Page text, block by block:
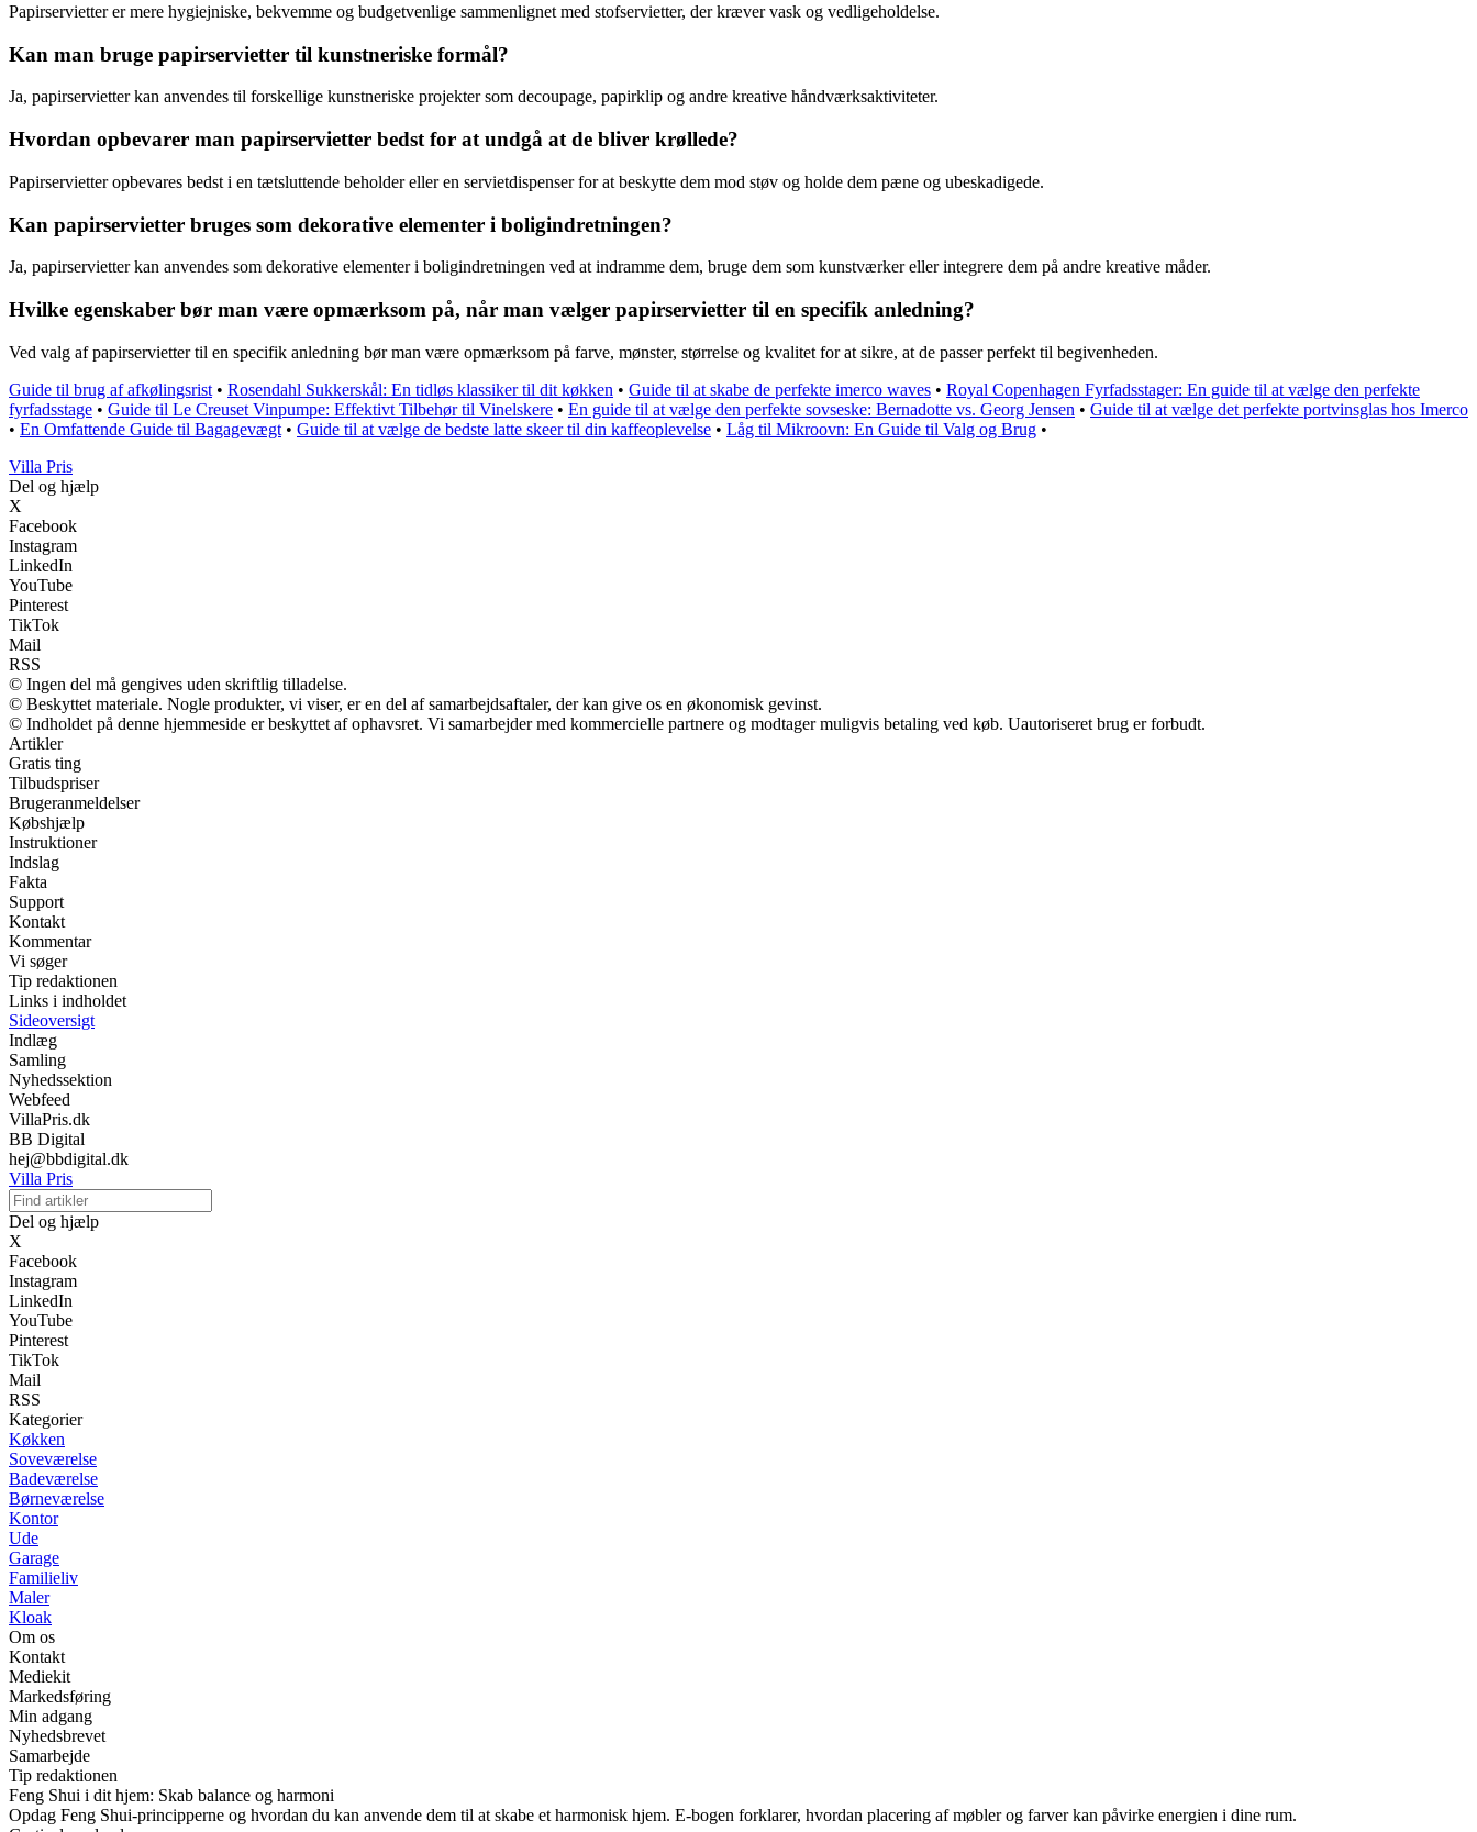
Papirservietter er mere hygiejniske, bekvemme og budgetvenlige sammenlignet med stofservietter, der kræver vask og vedligeholdelse.
Kan man bruge papirservietter til kunstneriske formål?
Ja, papirservietter kan anvendes til forskellige kunstneriske projekter som decoupage, papirklip og andre kreative håndværksaktiviteter.
Hvordan opbevarer man papirservietter bedst for at undgå at de bliver krøllede?
Papirservietter opbevares bedst i en tætsluttende beholder eller en servietdispenser for at beskytte dem mod støv og holde dem pæne og ubeskadigede.
Kan papirservietter bruges som dekorative elementer i boligindretningen?
Ja, papirservietter kan anvendes som dekorative elementer i boligindretningen ved at indramme dem, bruge dem som kunstværker eller integrere dem på andre kreative måder.
Hvilke egenskaber bør man være opmærksom på, når man vælger papirservietter til en specifik anledning?
Ved valg af papirservietter til en specifik anledning bør man være opmærksom på farve, mønster, størrelse og kvalitet for at sikre, at de passer perfekt til begivenheden.
Guide til brug af afkølingsrist • Rosendahl Sukkerskål: En tidløs klassiker til dit køkken • Guide til at skabe de perfekte imerco waves • Royal Copenhagen Fyrfadsstager: En guide til at vælge den perfekte
fyrfadsstage • Guide til Le Creuset Vinpumpe: Effektivt Tilbehør til Vinelskere • En guide til at vælge den perfekte sovseske: Bernadotte vs. Georg Jensen • Guide til at vælge det perfekte portvinsglas hos Imerco
• En Omfattende Guide til Bagagevægt • Guide til at vælge de bedste latte skeer til din kaffeoplevelse • Låg til Mikroovn: En Guide til Valg og Brug •
Villa Pris
Del og hjælp
X
Facebook
Instagram
LinkedIn
YouTube
Pinterest
TikTok
Mail
RSS
© Ingen del må gengives uden skriftlig tilladelse.
© Beskyttet materiale. Nogle produkter, vi viser, er en del af samarbejdsaftaler, der kan give os en økonomisk gevinst.
© Indholdet på denne hjemmeside er beskyttet af ophavsret. Vi samarbejder med kommercielle partnere og modtager muligvis betaling ved køb. Uautoriseret brug er forbudt.
Artikler
Gratis ting
Tilbudspriser
Brugeranmeldelser
Købshjælp
Instruktioner
Indslag
Fakta
Support
Kontakt
Kommentar
Vi søger
Tip redaktionen
Links i indholdet
Sideoversigt
Indlæg
Samling
Nyhedssektion
Webfeed
VillaPris.dk
BB Digital
hej@bbdigital.dk
Villa Pris
Del og hjælp
X
Facebook
Instagram
LinkedIn
YouTube
Pinterest
TikTok
Mail
RSS
Kategorier
Køkken
Soveværelse
Badeværelse
Børneværelse
Kontor
Ude
Garage
Familieliv
Maler
Kloak
Om os
Kontakt
Mediekit
Markedsføring
Min adgang
Nyhedsbrevet
Samarbejde
Tip redaktionen
Feng Shui i dit hjem: Skab balance og harmoni
Opdag Feng Shui-principperne og hvordan du kan anvende dem til at skabe et harmonisk hjem. E-bogen forklarer, hvordan placering af møbler og farver kan påvirke energien i dine rum.